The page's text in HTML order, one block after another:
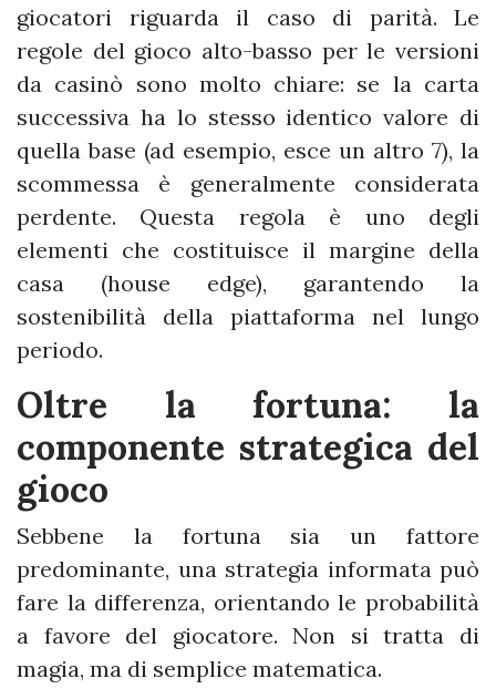
giocatori riguarda il caso di parità. Le
regole del gioco alto-basso per le versioni
da casinò sono molto chiare: se la carta
successiva ha lo stesso identico valore di
quella base (ad esempio, esce un altro 7), la
scommessa è generalmente considerata
perdente. Questa regola è uno degli
elementi che costituisce il margine della
casa (house edge), garantendo la
sostenibilità della piattaforma nel lungo
periodo.
Oltre la fortuna: la
componente strategica del
gioco
Sebbene la fortuna sia un fattore
predominante, una strategia informata può
fare la differenza, orientando le probabilità
a favore del giocatore. Non si tratta di
magia, ma di semplice matematica.